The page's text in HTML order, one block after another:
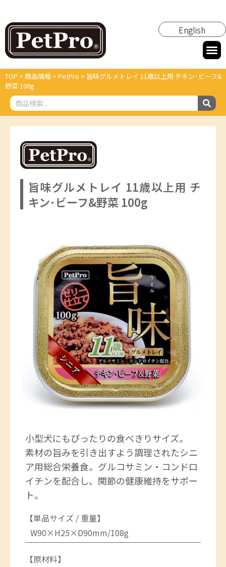
English
TOP > 商品情報 > PetPro > 旨味グルメトレイ 11歳以上用 チキン･ビーフ&
野菜 100g
旨味グルメトレイ 11歳以上用 チ
キン･ビーフ&野菜 100g
小型犬にもぴったりの食べきりサイズ。
素材の旨みを引き出すよう調理されたシニ
ア用総合栄養食。グルコサミン・コンドロ
イチンを配合し、関節の健康維持をサポー
ト。
【単品サイズ / 重量】
W90×H25×D90mm/108g
【原材料】